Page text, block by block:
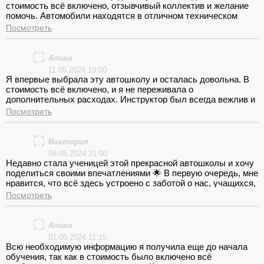
стоимость всё включено, отзывчивый коллектив и желание
помочь. Автомобили находятся в отличном техническом
состоянии. Бесплатная пересдача внутренних экзаменов и
замена автоинструкторов - большой плюс. Рекомендую всем!
Посмотреть
Алина
11.05.2024 19:00
Я впервые выбрала эту автошколу и осталась довольна. В
стоимость всё включено, и я не переживала о
дополнительных расходах. Инструктор был всегда вежлив и
терпелив, спасибо за бесплатную замену. Автомобили были
в отличном состоянии, и я была уверена в своей
Посмотреть
Виктория
08.05.2024 21:00
Недавно стала ученицей этой прекрасной автошколы и хочу
поделиться своими впечатлениями 🌟 В первую очередь, мне
нравится, что всё здесь устроено с заботой о нас, учащихся,
например, возможность оплатить обучение в рассрочку – это
несомненный плюс, который помог мне при выборе
коллектив создаёт дружелюбную атмосферу, помогают с
любыми вопросами и показывают настоящий интерес к
успеху своих учеников. 😊 <br>Хочется выразить огромную
благодарность за отзывчивость и желание помогать. Мне
Посмотреть
Алина
01.05.2024 11:15
Всю необходимую информацию я получила еще до начала
обучения, так как в стоимость было включено всё